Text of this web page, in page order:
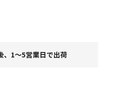
、1～5営業日で出荷